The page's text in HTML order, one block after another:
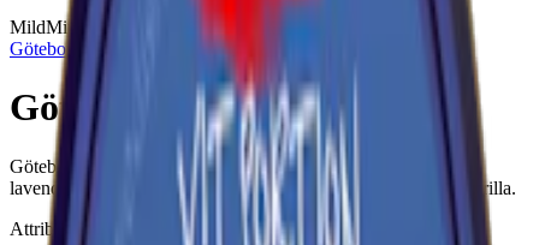
MildMini
Göteborgs Rapé
Göteborgs Rapé White Mini
Göteborgs Rapé Mini White är en mild minisnus ljus tobak,
lavendel, enbär, trä och citrus. Ett snus med 4 mg nikotin per prilla.
Attribut